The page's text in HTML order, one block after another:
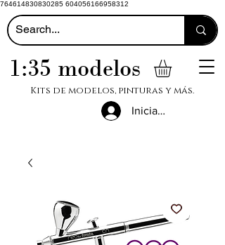
764614830830285 604056166958312
1:35 modelos
Kits de modelos, pinturas y más.
Iniciar sesión